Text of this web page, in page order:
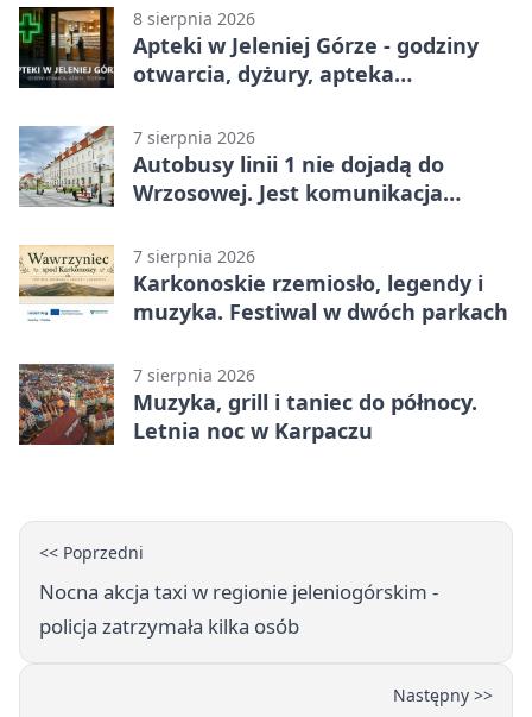
8 sierpnia 2026
Apteki w Jeleniej Górze - godziny
otwarcia, dyżury, apteka
7 sierpnia 2026
Autobusy linii 1 nie dojadą do
Wrzosowej. Jest komunikacja
7 sierpnia 2026
Karkonoskie rzemiosło, legendy i
muzyka. Festiwal w dwóch parkach
7 sierpnia 2026
Muzyka, grill i taniec do północy.
Letnia noc w Karpaczu
<< Poprzedni
Nocna akcja taxi w regionie jeleniogórskim -
policja zatrzymała kilka osób
Następny >>